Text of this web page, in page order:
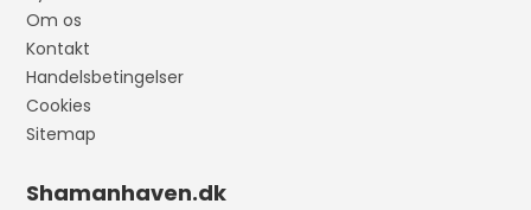
Om os
Kontakt
Handelsbetingelser
Cookies
Sitemap
Shamanhaven.dk